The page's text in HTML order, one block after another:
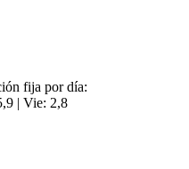
fija por día:
| Vie: 2,8